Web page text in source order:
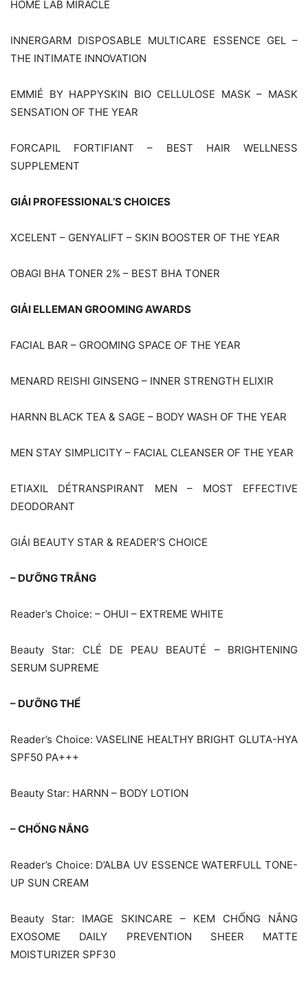
HOME LAB MIRACLE
INNERGARM DISPOSABLE MULTICARE ESSENCE GEL –
THE INTIMATE INNOVATION
EMMIÉ BY HAPPYSKIN BIO CELLULOSE MASK – MASK
SENSATION OF THE YEAR
FORCAPIL FORTIFIANT – BEST HAIR WELLNESS
SUPPLEMENT
GIẢI PROFESSIONAL’S CHOICES
XCELENT – GENYALIFT – SKIN BOOSTER OF THE YEAR
OBAGI BHA TONER 2% – BEST BHA TONER
GIẢI ELLEMAN GROOMING AWARDS
FACIAL BAR – GROOMING SPACE OF THE YEAR
MENARD REISHI GINSENG – INNER STRENGTH ELIXIR
HARNN BLACK TEA & SAGE – BODY WASH OF THE YEAR
MEN STAY SIMPLICITY – FACIAL CLEANSER OF THE YEAR
ETIAXIL DÉTRANSPIRANT MEN – MOST EFFECTIVE
DEODORANT
GIẢI BEAUTY STAR & READER’S CHOICE
– DƯỠNG TRẮNG
Reader’s Choice: – OHUI – EXTREME WHITE
Beauty Star: CLÉ DE PEAU BEAUTÉ – BRIGHTENING
SERUM SUPREME
– DƯỠNG THỂ
Reader’s Choice: VASELINE HEALTHY BRIGHT GLUTA-HYA
SPF50 PA+++
Beauty Star: HARNN – BODY LOTION
– CHỐNG NẮNG
Reader’s Choice: D’ALBA UV ESSENCE WATERFULL TONE-
UP SUN CREAM
Beauty Star: IMAGE SKINCARE – KEM CHỐNG NẮNG
EXOSOME DAILY PREVENTION SHEER MATTE
MOISTURIZER SPF30